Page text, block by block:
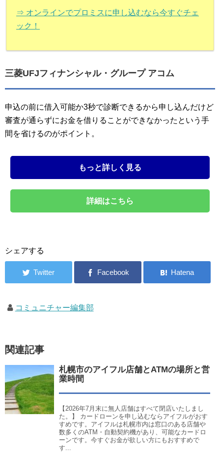
⇒ オンラインでプロミスに申し込むなら今すぐチェ
ック！
三菱UFJフィナンシャル・グループ アコム
申込の前に借入可能か3秒で診断できるから申し込んだけど
審査が通らずにお金を借りることができなかったという手
間を省けるのがポイント。
もっと詳しく見る
詳細はこちら
シェアする
コミュニチャー編集部
関連記事
札幌市のアイフル店舗とATMの場所と営
業時間
【2026年7月末に無人店舗はすべて閉店いたしまし
た。】 カードローンを申し込むならアイフルがおす
すめです。アイフルは札幌市内は窓口のある店舗や
数多くのATM・自動契約機があり、可能なカードロ
ーンです。今すぐお金が欲しい方にもおすすめで
す...